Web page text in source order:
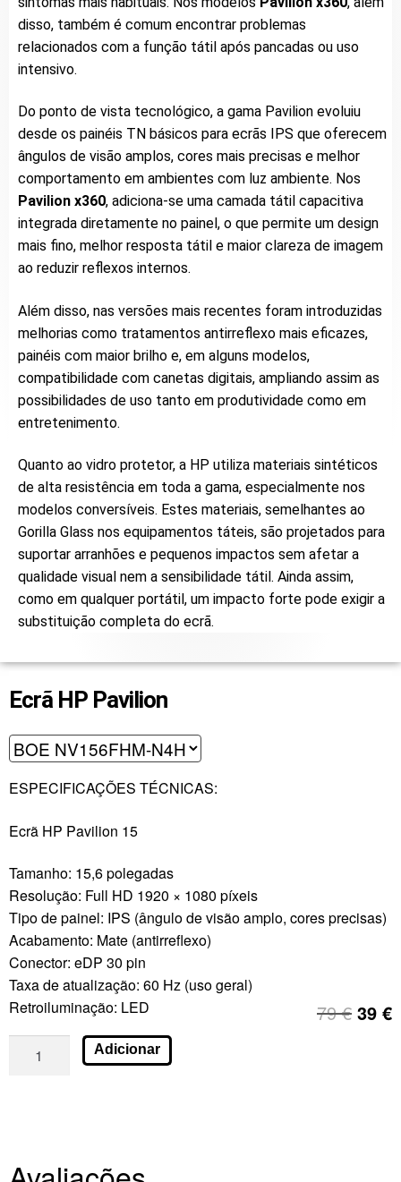
disso, também é comum encontrar problemas
relacionados com a função tátil após pancadas ou uso
intensivo.
Do ponto de vista tecnológico, a gama Pavilion evoluiu
desde os painéis TN básicos para ecrãs IPS que oferecem
ângulos de visão amplos, cores mais precisas e melhor
comportamento em ambientes com luz ambiente. Nos
Pavilion x360, adiciona-se uma camada tátil capacitiva
integrada diretamente no painel, o que permite um design
mais fino, melhor resposta tátil e maior clareza de imagem
ao reduzir reflexos internos.
Além disso, nas versões mais recentes foram introduzidas
melhorias como tratamentos antirreflexo mais eficazes,
painéis com maior brilho e, em alguns modelos,
compatibilidade com canetas digitais, ampliando assim as
possibilidades de uso tanto em produtividade como em
entretenimento.
Quanto ao vidro protetor, a HP utiliza materiais sintéticos
de alta resistência em toda a gama, especialmente nos
modelos conversíveis. Estes materiais, semelhantes ao
Gorilla Glass nos equipamentos táteis, são projetados para
suportar arranhões e pequenos impactos sem afetar a
qualidade visual nem a sensibilidade tátil. Ainda assim,
como em qualquer portátil, um impacto forte pode exigir a
substituição completa do ecrã.
Ecrã HP Pavilion
ESPECIFICAÇÕES TÉCNICAS:
Ecrã HP Pavilion 15
Tamanho: 15,6 polegadas
Resolução: Full HD 1920 × 1080 píxeis
Tipo de painel: IPS (ângulo de visão amplo, cores precisas)
Acabamento: Mate (antirreflexo)
Conector: eDP 30 pin
Taxa de atualização: 60 Hz (uso geral)
Retroiluminação: LED
79€ 39 €
Adicionar